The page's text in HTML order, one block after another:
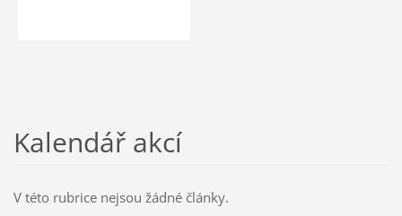
Kalendář akcí
V této rubrice nejsou žádné články.